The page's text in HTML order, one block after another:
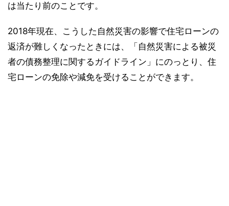
は当たり前のことです。
2018年現在、こうした自然災害の影響で住宅ローンの
返済が難しくなったときには、「自然災害による被災
者の債務整理に関するガイドライン」にのっとり、住
宅ローンの免除や減免を受けることができます。